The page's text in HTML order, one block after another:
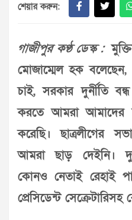
শেয়ার করুন:
গাজীপুর কণ্ঠ ডেস্ক :
মোজাম্মেল হক বলেছেন,
চাই, সরকার দুর্নীতি
করতে আমরা আমাদের
করেছি। ছাত্রলীগের
আমরা ছাড় দেইনি।
কোনও নেতাই রেহাই
প্রেসিডেন্ট